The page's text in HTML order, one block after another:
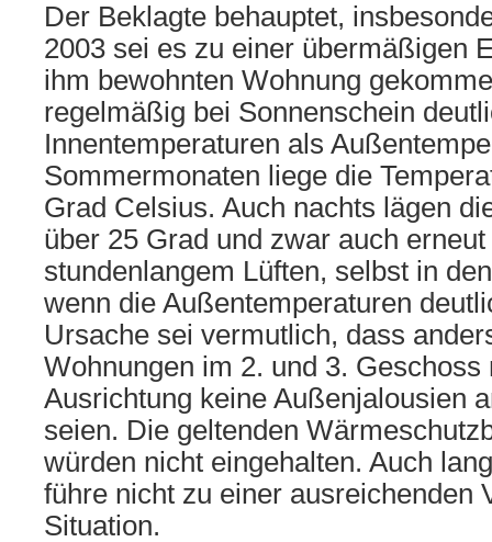
Der Beklagte behauptet,
2003 sei es zu einer übermäßigen
ihm bewohnten Wohnung
regelmäßig bei Sonnenschein
Innentemperaturen als
Sommermonaten liege die
Grad Celsius. Auch nachts lägen
über 25 Grad und zwar auch
stundenlangem Lüften, selbst in
wenn die Außentemperaturen
Ursache sei vermutlich, dass
Wohnungen im 2. und 3. Geschoss
Ausrichtung keine Außenjalousien
seien. Die geltenden
würden nicht eingehalten. Auch
führe nicht zu einer ausreichenden
Situation.